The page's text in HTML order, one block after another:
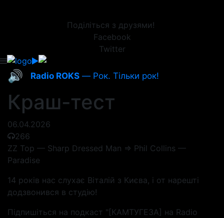
Поділіться з друзями!
Facebook
Twitter
🔊 Radio ROKS — Рок. Тільки рок!
Краш-тест
06.04.2026
266
ZZ Top — Sharp Dressed Man => Phil Collins —
Paradise
14 років нас слухає Віталій з Києва, і от нарешті
додзвонився в студію!
Підпишіться на подкаст "[КАМТУГЕЗА] на Radio